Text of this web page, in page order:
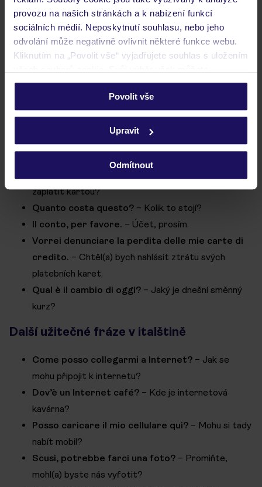
provozu na našich stránkách a k nabízení funkcí
sociálních médií. Neposkytnutí souhlasu, nebo jeho
odvolání může negativně ovlivnit některé funkce webu.
Kliknutím na „Povolit vše“ vyjadřujete souhlas s uložením
personalizovat v sekci „Personalizace“.
Podrobné informace o souborech cookie naleznete v
zásadách používání souborů cookie
Povolit vše
Upravit
Odmítnout
il tacchino
la zuppa– polévka
la specialità nazionale– národní specialita
– hotovost
la carta di credito– platební karta / kreditní karta
– bankomat
la banca– banka
– směnárna
zaplatit kartou?
Quanto costa questo? – Kolik to stojí?
Il conto, per favore. – Účet, prosím.
Vorrei denunciare la perdita delle mie carte di
credito. – Chtěl(a) bych nahlásit ztrátu svých
platebních karet.
Qual è il cambio di oggi? – Jaký je dnešní směnný
kurz?
Další užitečné fráze v italštině
Come posso collegarmi a Internet? – Jak se
mohu připojit k internetu?
Dov’è un Internet café? – Kde je internetová
kavárna?
Posso caricare il mio cellulare qui? – Mohu si tady
nabít mobil?
Scusi, potrebbe farci una foto? – Promiňte,
mohl(a) byste nás vyfotit?